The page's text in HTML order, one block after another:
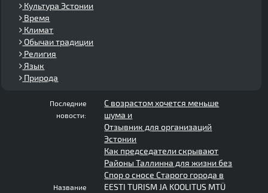
Культура Эстонии
Время
Климат
Обычаи традиции
Религия
Язык
Природа
Последние
новости:
С возрастом хочется меньше
шума и
Отзывник для организаций
Эстонии
Как председатели скрывают
Районы Таллинна для жизни без
Спор о сносе Старого города в
Название
EESTI TURISM JA KOOLITUS MTÜ